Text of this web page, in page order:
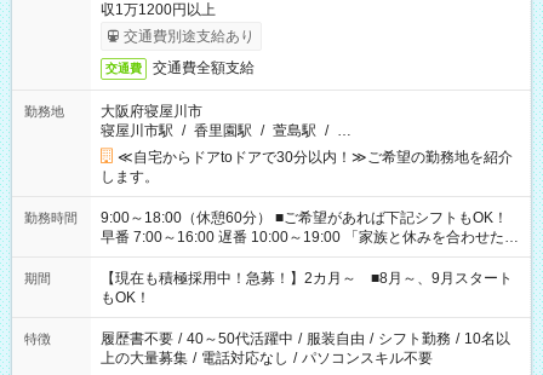
収1万1200円以上
交通費別途支給あり
交通費 交通費全額支給
勤務地
大阪府寝屋川市
寝屋川市駅 / 香里園駅 / 萱島駅 / …
≪自宅からドアtoドアで30分以内！≫ご希望の勤務地を紹介
します。
勤務時間
9:00～18:00（休憩60分） ■ご希望があれば下記シフトもOK！
早番 7:00～16:00 遅番 10:00～19:00 「家族と休みを合わせた
い」 「余裕を持って夕飯の準備がしたい」 「できれば残業はし
たくない」 など、ご希望を教えてくださいね。 ※Wワーク希望
の方へ 今ご覧のお仕事で希望する勤務時間と、もう1つのお仕事
の勤務時間。 合計で週40時間を超える場合は応募できません。
期間
【現在も積極採用中！急募！】2カ月～ ■8月～、9月スタート
もOK！
特徴 履歴書不要 / 40～50代活躍中 / 服装自由 / シフト勤務 / 10名以
上の大量募集 / 電話対応なし / パソコンスキル不要